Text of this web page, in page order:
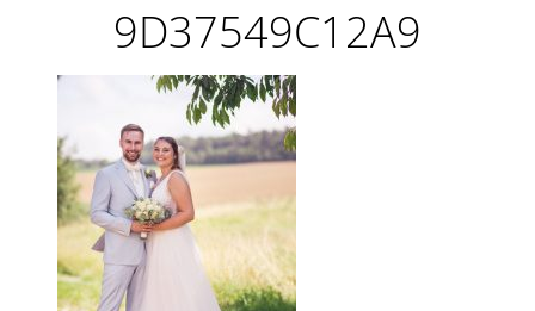
9D37549C12A9